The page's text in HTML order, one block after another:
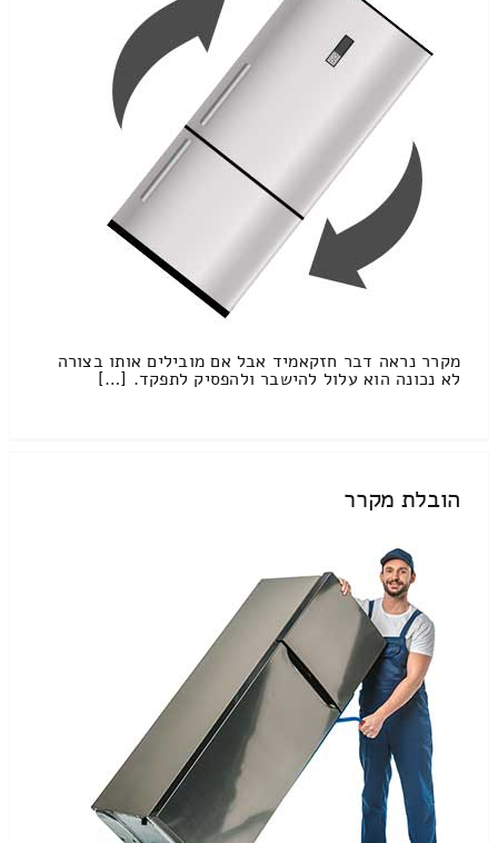
מקרר נראה דבר חזקאמיד אבל אם מובילים אותו בצורה
לא נכונה הוא עלול להישבר ולהפסיק לתפקד. […]
הובלת מקרר